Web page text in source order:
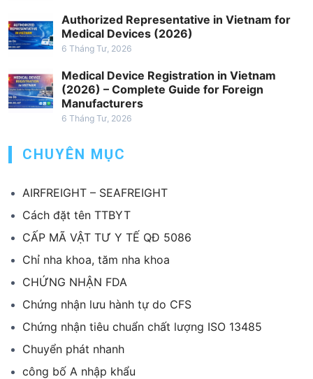
v
i
ế
t
Authorized Representative in Vietnam for
Medical Devices (2026)
6 Tháng Tư, 2026
Medical Device Registration in Vietnam
(2026) – Complete Guide for Foreign
Manufacturers
6 Tháng Tư, 2026
CHUYÊN MỤC
AIRFREIGHT – SEAFREIGHT
Cách đặt tên TTBYT
CẤP MÃ VẬT TƯ Y TẾ QĐ 5086
Chỉ nha khoa, tăm nha khoa
CHỨNG NHẬN FDA
Chứng nhận lưu hành tự do CFS
Chứng nhận tiêu chuẩn chất lượng ISO 13485
Chuyển phát nhanh
công bố A nhập khẩu